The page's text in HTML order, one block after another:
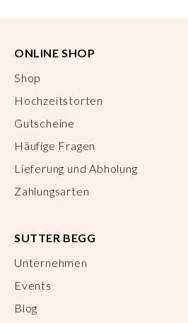
ONLINE SHOP
Shop
Hochzeitstorten
Gutscheine
Häufige Fragen
Lieferung und Abholung
Zahlungsarten
SUTTER BEGG
Unternehmen
Events
Blog